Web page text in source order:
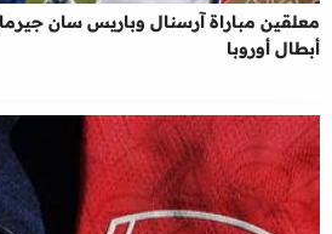
معلقين مباراة آرسنال وباريس سان
أبطال أوروبا